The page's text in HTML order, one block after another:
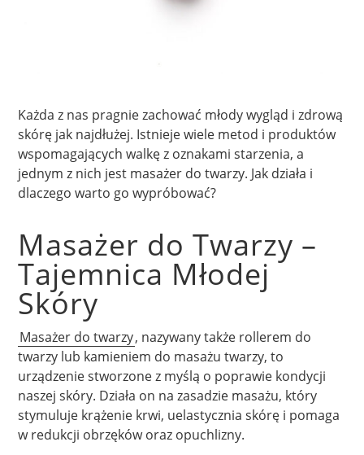
Każda z nas pragnie zachować młody wygląd i zdrową
skórę jak najdłużej. Istnieje wiele metod i produktów
wspomagających walkę z oznakami starzenia, a
jednym z nich jest masażer do twarzy. Jak działa i
dlaczego warto go wypróbować?
Masażer do Twarzy –
Tajemnica Młodej
Skóry
Masażer do twarzy, nazywany także rollerem do
twarzy lub kamieniem do masażu twarzy, to
urządzenie stworzone z myślą o poprawie kondycji
naszej skóry. Działa on na zasadzie masażu, który
stymuluje krążenie krwi, uelastycznia skórę i pomaga
w redukcji obrzęków oraz opuchlizny.